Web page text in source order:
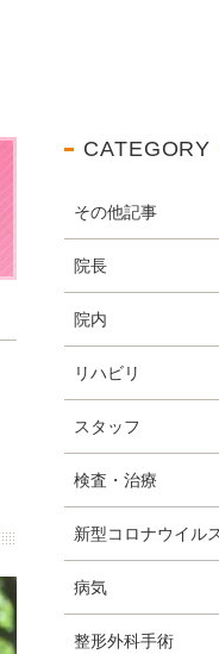
CATEGORY
その他記事
院長
院内
リハビリ
スタッフ
検査・治療
新型コロナウイル
病気
整形外科手術